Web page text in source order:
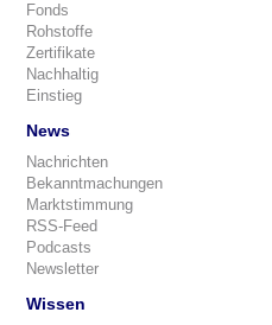
Fonds
Rohstoffe
Zertifikate
Nachhaltig
Einstieg
News
Nachrichten
Bekanntmachungen
Marktstimmung
RSS-Feed
Podcasts
Newsletter
Wissen